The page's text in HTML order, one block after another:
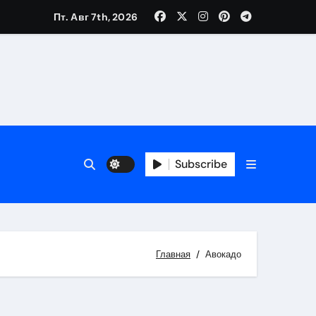
Пт. Авг 7th, 2026
Subscribe
Главная Авокадо